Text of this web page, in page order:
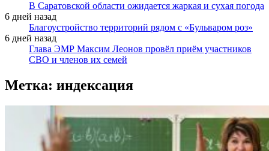
В Саратовской области ожидается жаркая и сухая погода
6 дней назад
Благоустройство территорий рядом с «Бульваром роз»
6 дней назад
Глава ЭМР Максим Леонов провёл приём участников
СВО и членов их семей
Метка: индексация